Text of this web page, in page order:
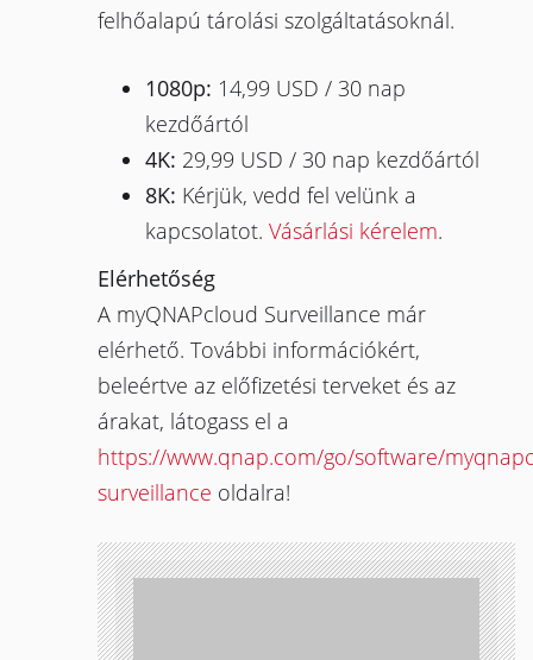
felhőalapú tárolási szolgáltatásoknál.
1080p: 14,99 USD / 30 nap
kezdőártól
4K: 29,99 USD / 30 nap kezdőártól
8K: Kérjük, vedd fel velünk a
kapcsolatot.Vásárlási kérelem.
Elérhetőség
A myQNAPcloud Surveillance már
elérhető. További információkért,
beleértve az előfizetési terveket és az
árakat, látogass el a
https://www.qnap.com/go/software/
surveillance oldalra!